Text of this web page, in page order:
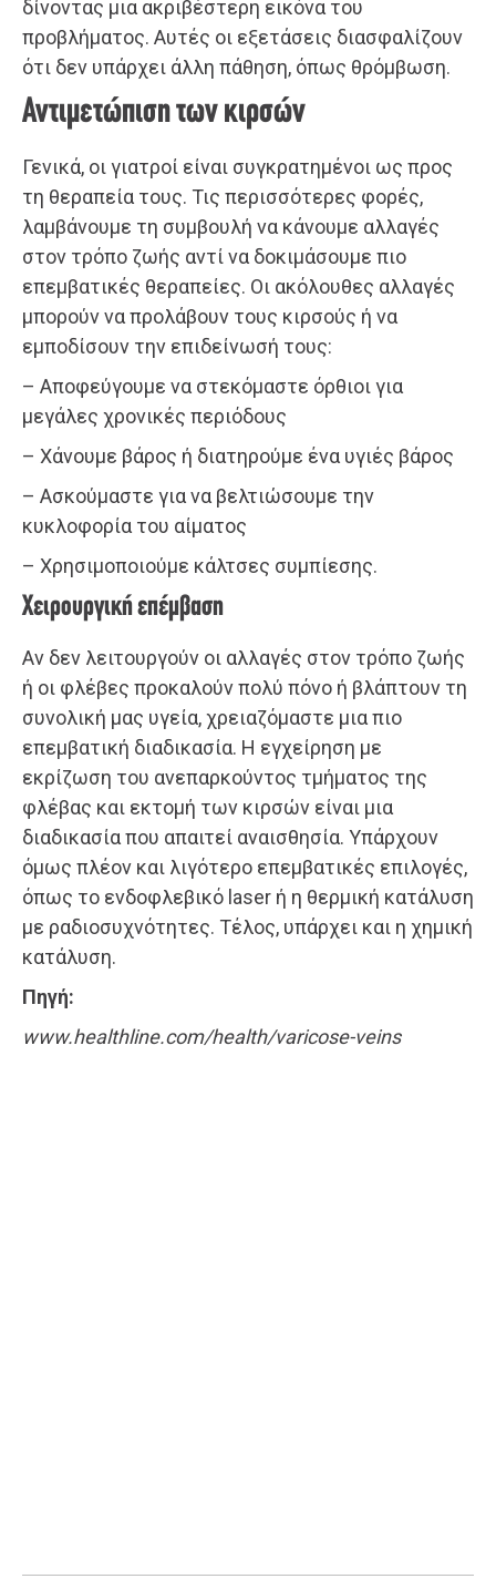
δίνοντας μια ακριβέστερη εικόνα του
προβλήματος. Αυτές οι εξετάσεις διασφαλίζουν
ότι δεν υπάρχει άλλη πάθηση, όπως θρόμβωση.
Αντιμετώπιση των κιρσών
Γενικά, οι γιατροί είναι συγκρατημένοι ως προς
τη θεραπεία τους. Τις περισσότερες φορές,
λαμβάνουμε τη συμβουλή να κάνουμε αλλαγές
στον τρόπο ζωής αντί να δοκιμάσουμε πιο
επεμβατικές θεραπείες. Οι ακόλουθες αλλαγές
μπορούν να προλάβουν τους κιρσούς ή να
εμποδίσουν την επιδείνωσή τους:
– Αποφεύγουμε να στεκόμαστε όρθιοι για
μεγάλες χρονικές περιόδους
– Χάνουμε βάρος ή διατηρούμε ένα υγιές βάρος
– Ασκούμαστε για να βελτιώσουμε την
κυκλοφορία του αίματος
– Χρησιμοποιούμε κάλτσες συμπίεσης.
Χειρουργική επέμβαση
Αν δεν λειτουργούν οι αλλαγές στον τρόπο ζωής
ή οι φλέβες προκαλούν πολύ πόνο ή βλάπτουν τη
συνολική μας υγεία, χρειαζόμαστε μια πιο
επεμβατική διαδικασία. Η εγχείρηση με
εκρίζωση του ανεπαρκούντος τμήματος της
φλέβας και εκτομή των κιρσών είναι μια
διαδικασία που απαιτεί αναισθησία. Υπάρχουν
όμως πλέον και λιγότερο επεμβατικές επιλογές,
όπως το ενδοφλεβικό laser ή η θερμική κατάλυση
με ραδιοσυχνότητες. Τέλος, υπάρχει και η χημική
κατάλυση.
Πηγή:
www.healthline.com/health/varicose-veins